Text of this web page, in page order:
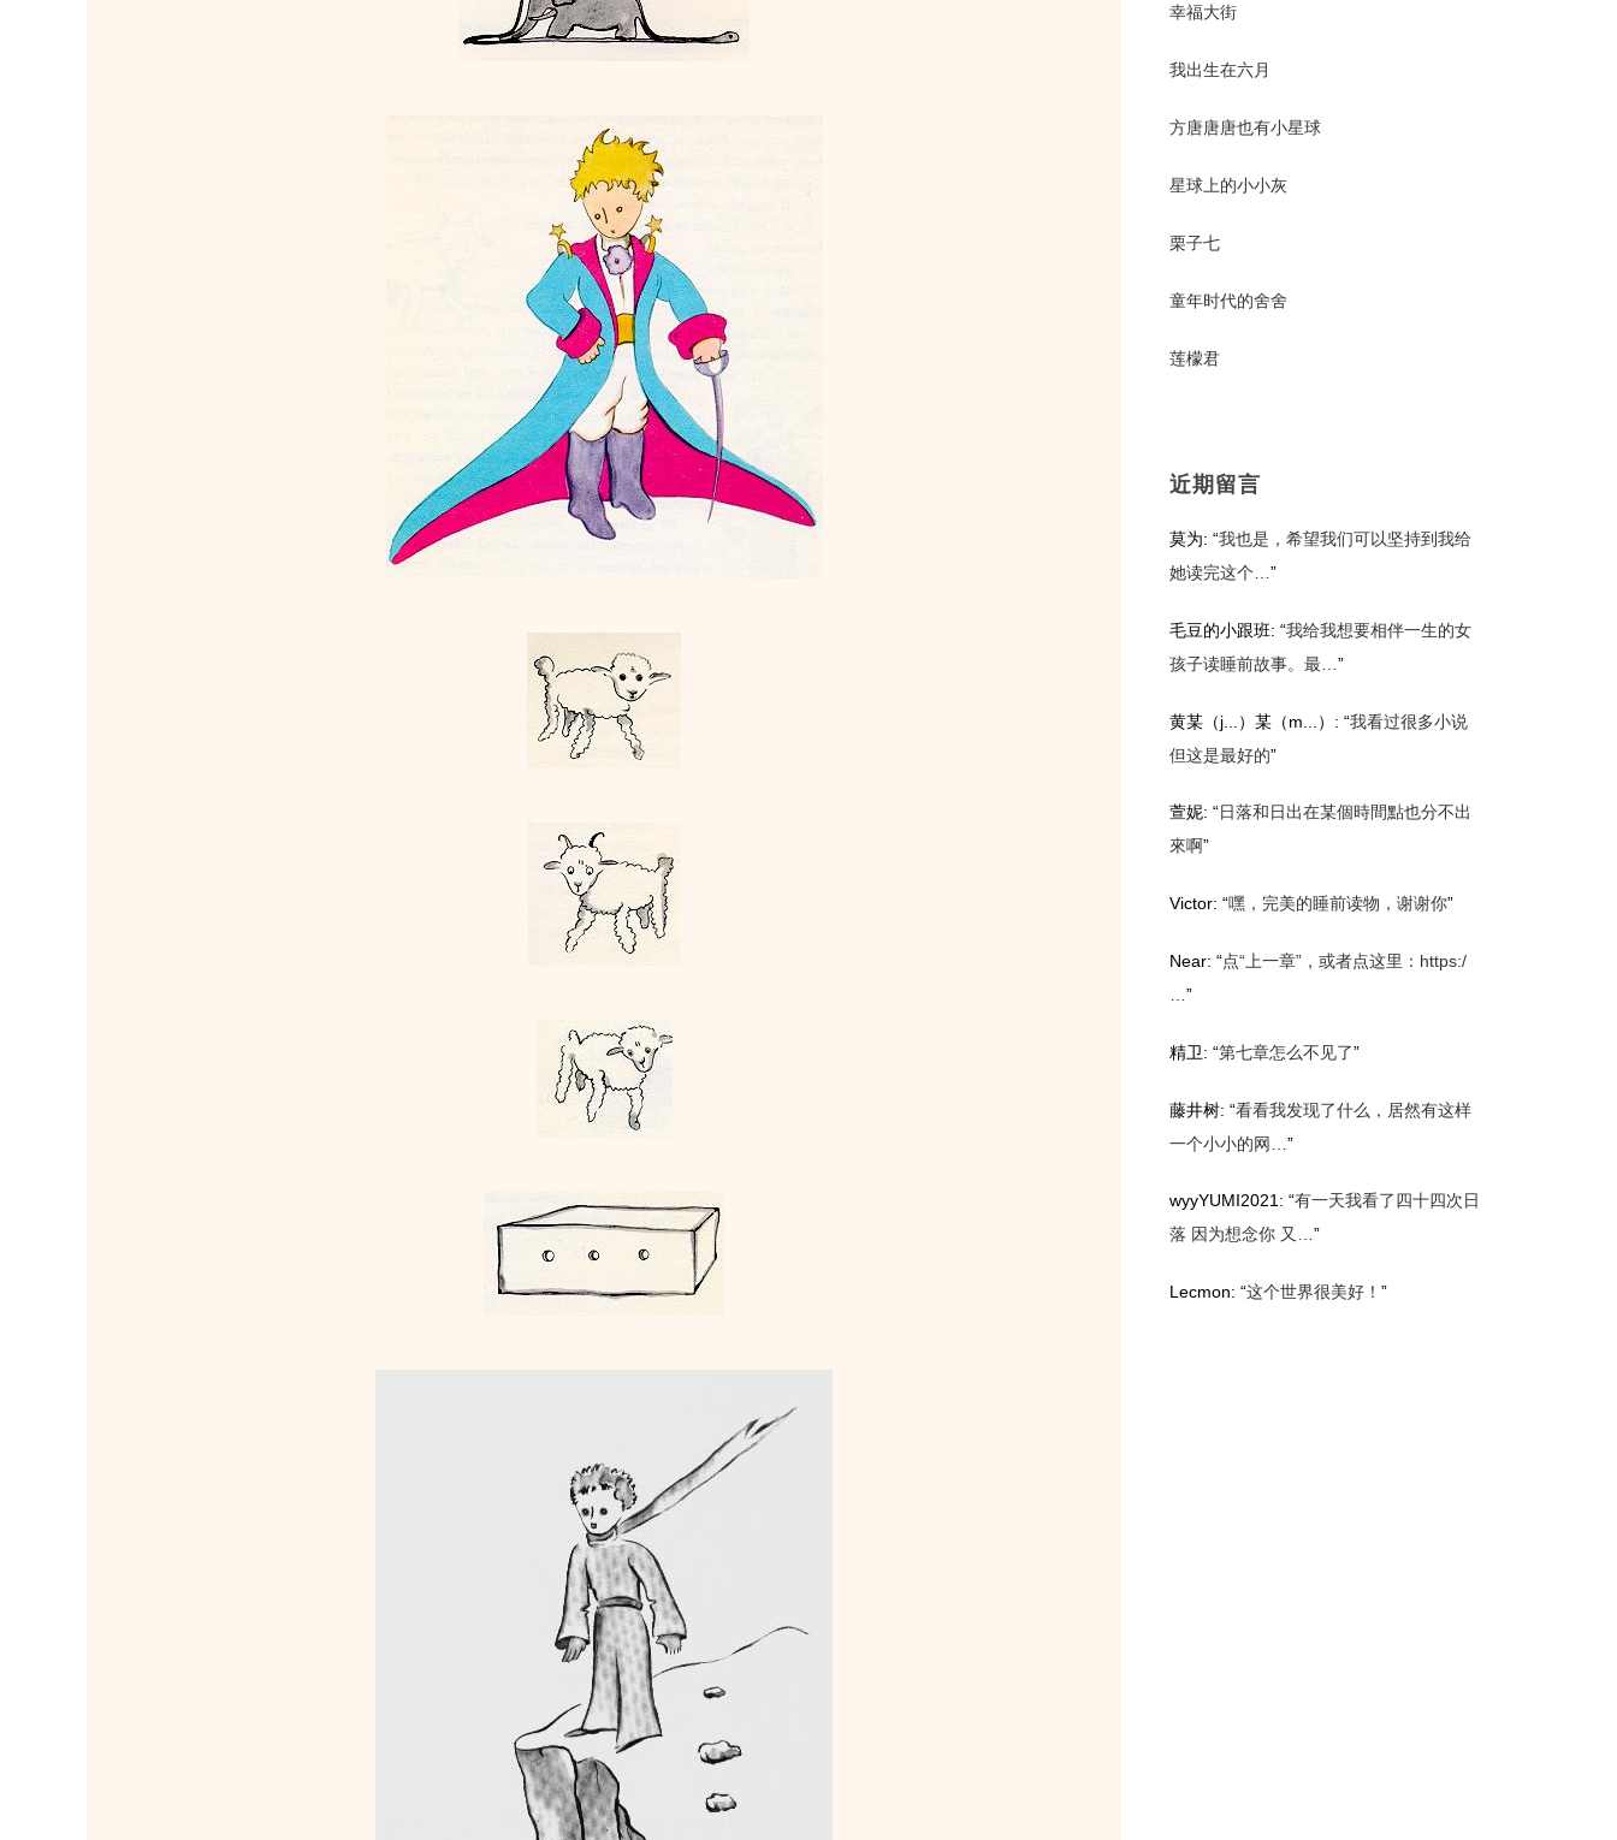
幸福大街
我出生在六月
方唐唐唐也有小星球
星球上的小小灰
栗子七
童年时代的舍舍
莲檬君
近期留言
莫为: “我也是，希望我们可以坚持到我给
她读完这个… ”
毛豆的小跟班: “我给我想要相伴一生的女
孩子读睡前故事。最… ”
黄某（j...）某（m...） : “我看过很多小说
但这是最好的”
萱妮: “日落和日出在某個時間點也分不出
來啊”
Victor: “嘿，完美的睡前读物，谢谢你”
Near: “点“上一章”，或者点这里：https:/
”
精卫: “第七章怎么不见了”
藤井树: “看看我发现了什么，居然有这样
一个小小的网… ”
wyyYUMI2021: “有一天我看了四十四次日
落 因为想念你 又…”
Lecmon: “这个世界很美好！ ”